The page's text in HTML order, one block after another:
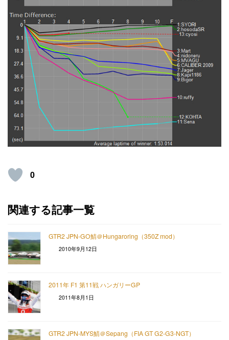
0
関連する記事一覧
GTR2 JPN-GO鯖＠Hungaroring（350Z mod）
2010年9月12日
2011年 F1 第11戦 ハンガリーGP
2011年8月1日
GTR2 JPN-MYS鯖＠Sepang（FIA GT G2-G3-NGT）